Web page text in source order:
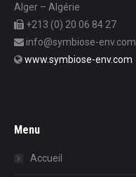
Alger – Algérie
+213 (0) 20 06 84 27
info@symbiose-env.com
www.symbiose-env.com
Menu
Accueil